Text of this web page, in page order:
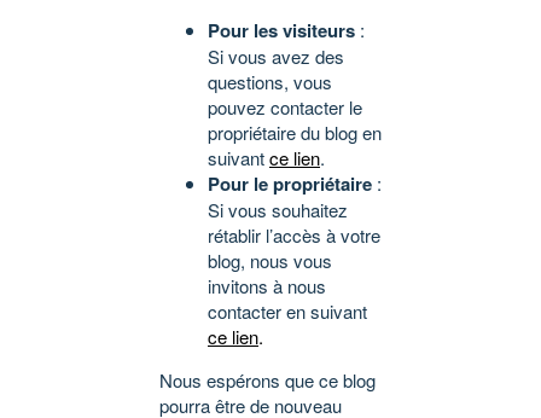
Pour les visiteurs :
Si vous avez des
questions, vous
pouvez contacter le
propriétaire du blog en
suivantce lien.
Pour le propriétaire :
Si vous souhaitez
rétablir l’accès à votre
blog, nous vous
invitons à nous
contacter en suivant
ce lien.
Nous espérons que ce blog
pourra être de nouveau